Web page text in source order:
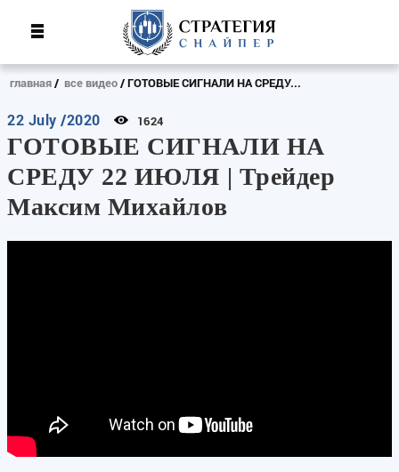
главная все видео ГОТОВЫЕ СИГНАЛИ НА СРЕДУ...
22 July /2020 1624
ГОТОВЫЕ СИГНАЛИ НА
СРЕДУ 22 ИЮЛЯ | Трейдер
Максим Михайлов